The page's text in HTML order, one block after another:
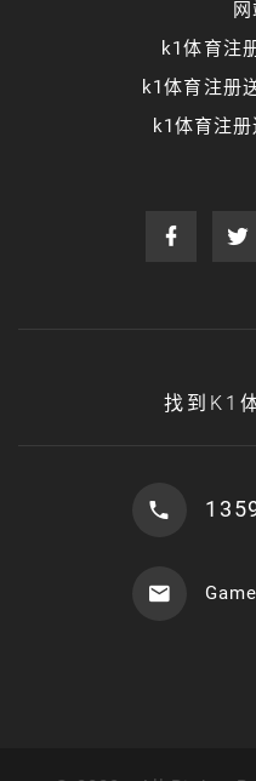
k1体育注
k1体育注册
k1体育注
找到K1